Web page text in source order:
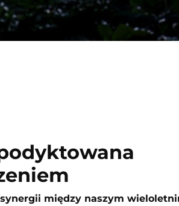
między naszym